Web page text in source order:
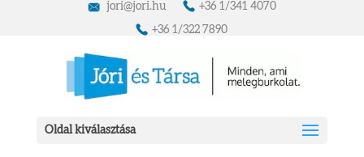
jori@jori.hu +36 1/341 4070
+36 1/322 7890
Oldal kiválasztása